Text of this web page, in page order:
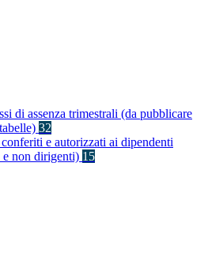
di assenza trimestrali (da pubblicare
32
e autorizzati ai dipendenti
non dirigenti) 15